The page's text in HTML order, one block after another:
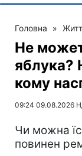
Головна »
Не
яблука?
кому
09:24 09.08.2026
Чи можна
повинен